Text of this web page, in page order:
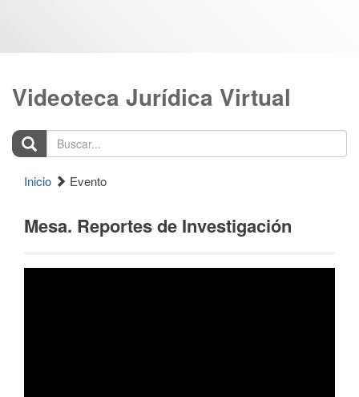
Videoteca Jurídica Virtual
Buscar...
Inicio Evento
Mesa. Reportes de Investigación